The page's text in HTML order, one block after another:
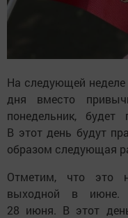
На следующей неделе
дня вместо
понедельник,
В этот день будут
образом следующая
Отметим, что это
выходной в июне.
28 июня. В этот